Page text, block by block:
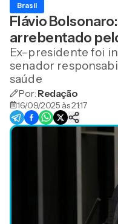
Brasil
Flávio
arrebentado
Ex-presidente foi
senador
saúde
Por: Redação
16/09/2025 às 21:17